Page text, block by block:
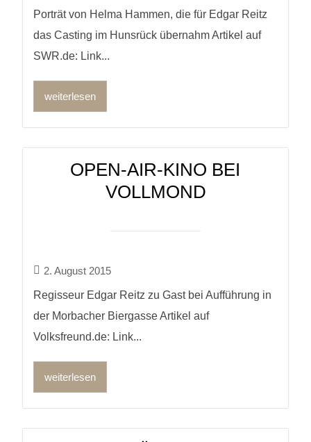
Porträt von Helma Hammen, die für Edgar Reitz
das Casting im Hunsrück übernahm Artikel auf
SWR.de: Link...
weiterlesen
OPEN-AIR-KINO BEI
VOLLMOND
2. August 2015
Regisseur Edgar Reitz zu Gast bei Aufführung in
der Morbacher Biergasse Artikel auf
Volksfreund.de: Link...
weiterlesen